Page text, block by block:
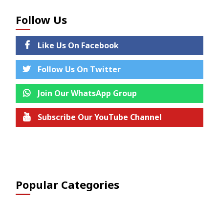
Follow Us
Like Us On Facebook
Follow Us On Twitter
Join Our WhatsApp Group
Subscribe Our YouTube Channel
Popular Categories